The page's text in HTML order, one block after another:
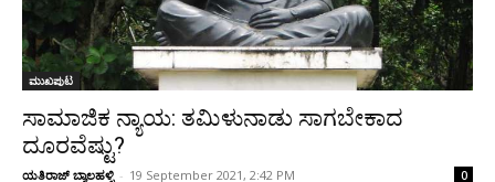
ಮುಖಪುಟ
ಸಾಮಾಜಿಕ ನ್ಯಾಯ: ತಮಿಳುನಾಡು ಸಾಗಬೇಕಾದ
ದೂರವೆಷ್ಟು?
ಯತಿರಾಜ್ ಬ್ಯಾಲಹಳ್ಳಿ - 19 September 2021, 2:42 PM 0